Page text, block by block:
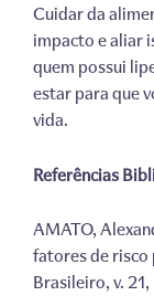
Cuidar da
impacto e aliar
quem possui
estar para que
vida.
Referências
AMATO,
fatores de risco
Brasileiro, v.